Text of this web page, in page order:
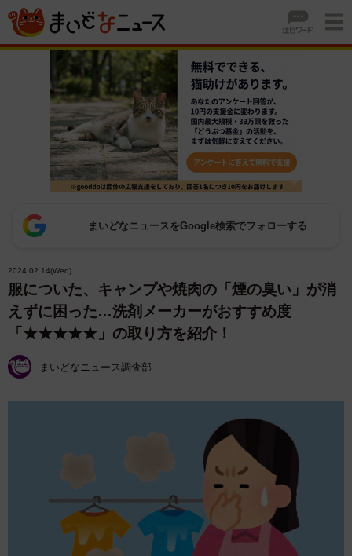
まいどなニュースをGoogle検索でフォローする
2024.02.14(Wed)
服についた、キャンプや焼肉の「煙の臭い」が消
えずに困った…洗剤メーカーがおすすめ度
「★★★★★」の取り方を紹介！
まいどなニュース調査部